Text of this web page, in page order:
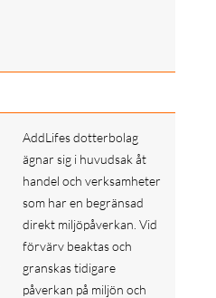
AddLifes dotterbolag
ägnar sig i huvudsak åt
handel och verksamheter
som har en begränsad
direkt miljöpåverkan. Vid
förvärv beaktas och
granskas tidigare
påverkan på miljön och